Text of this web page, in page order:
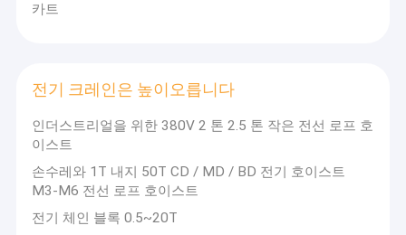
비디오
공장 투어
품질 관리
저희에게 연락하십시오
뉴스
카트
전기 크레인은 높이오릅니다
인더스트리얼을 위한 380V 2 톤 2.5 톤 작은 전선 로프 호
이스트
손수레와 1T 내지 50T CD / MD / BD 전기 호이스트
M3-M6 전선 로프 호이스트
전기 체인 블록 0.5~20T
CATET
유하고 있습니다.500개 이상의 다양한 생산 및 테스트 장비가 있습
니다., 30 CNC 가공 센터, 1 이탈리아 COORD3 3 좌표 측정 센터 및
10 레이저 및 절단 센터를 포함하여. 연간 종합 생산 용량은 10,000
세트 이상입니다.이 제품은 주로 동남아시아를 포함한 96개 국가와
지역으로 수출됩니다., 유럽 및 중동. 회사는 GJB9001C, IS09001,
IS045001, ISO14001, ISO50001, ISO10012, GBT29490,
GBIT23001, GBIT23006 및 기타 표준 인증서를 보유하고 있습니다.
그리고 EU CE 인증과 같은 여러 인증서를 받았습니다.이 회사의 주
요 제품은: 브릿지 크레인, 게트리 크레인, 전기 호스, 체인 호스, 갈고